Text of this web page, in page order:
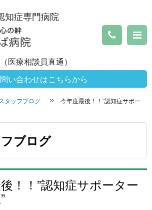
知症専門病院
医療相談員直通）
い合わせはこちらから
スタッフブログ 今年度最後！！”認知症サポー
ブログ
！！”認知症サポーター